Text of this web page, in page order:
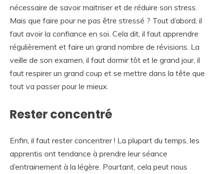
nécessaire de savoir maitriser et de réduire son stress.
Mais que faire pour ne pas être stressé ? Tout d’abord, il
faut avoir la confiance en soi. Cela dit, il faut apprendre
régulièrement et faire un grand nombre de révisions. La
veille de son examen, il faut dormir tôt et le grand jour, il
faut respirer un grand coup et se mettre dans la tête que
tout va passer pour le mieux.
Rester concentré
Enfin, il faut rester concentrer ! La plupart du temps, les
apprentis ont tendance à prendre leur séance
d’entrainement à la légère. Pourtant, cela peut nous